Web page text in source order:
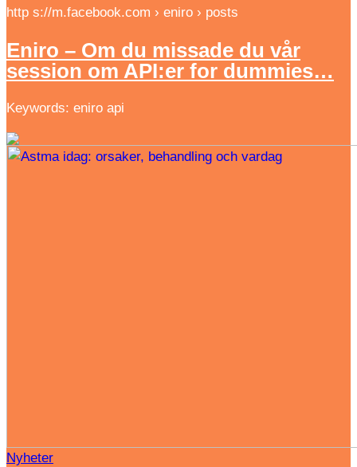
http s://m.facebook.com › eniro › posts
Eniro – Om du missade du vår
session om API:er for dummies…
Keywords: eniro api
Nyheter